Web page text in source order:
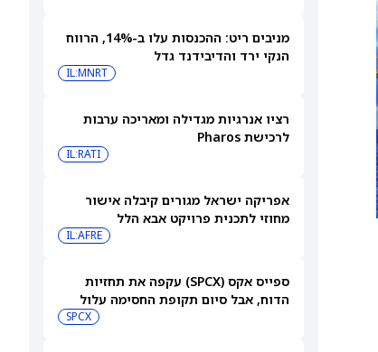
מניבים ריט: ההכנסות עלו ב-14%, הרווח
הנקי ירד והדיבידנד גדל
IL:MNRT
רציו אנרגיות מגדילה ומאריכה ערבות
לרכישת Pharos
IL:RATI
אפריקה ישראל מגורים קיבלה אישור
מחוזי לתכנית פרויקט אבא הלל
IL:AFRE
ספייס אקס (SPCX) עקפה את תחזיות
הדוח, אבל סיום תקופת החסימה עלול
SPCX